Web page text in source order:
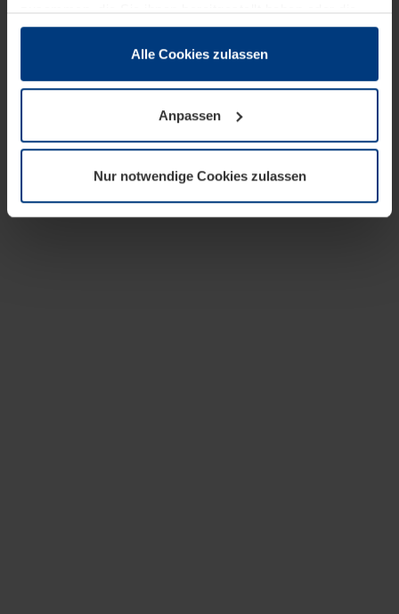
zusammen, die Sie ihnen bereitgestellt haben oder die
sie im Rahmen Ihrer Nutzung der Dienste gesammelt
wenn diese für den Betrieb dieser Seite unbedingt
notwendig sind. Für alle anderen Cookie-Typen benötigen
wir Ihre Erlaubnis. Ihre Einwilligung können Sie jederzeit
Datenschutzerklärungunserer Website ändern oder
widerrufen.
Alle Cookies zulassen
Anpassen
Nur notwendige Cookies zulassen